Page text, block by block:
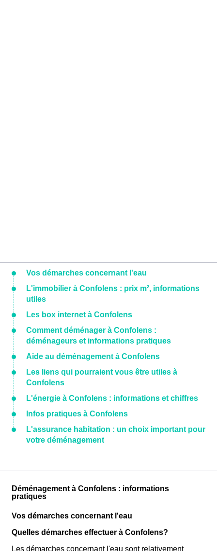
Vos démarches concernant l'eau
L'immobilier à Confolens : prix m², informations
utiles
Les box internet à Confolens
Comment déménager à Confolens :
déménageurs et informations pratiques
Aide au déménagement à Confolens
Les liens qui pourraient vous être utiles à
Confolens
L'énergie à Confolens : informations et chiffres
Infos pratiques à Confolens
L'assurance habitation : un choix important pour
votre déménagement
Déménagement à Confolens : informations
pratiques
Vos démarches concernant l'eau
Quelles démarches effectuer à Confolens?
Les démarches concernant l'eau sont relativement